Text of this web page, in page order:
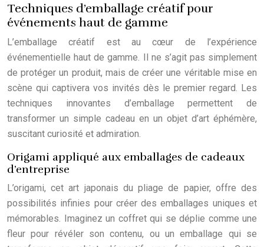
Techniques d’emballage créatif pour
événements haut de gamme
L’emballage créatif est au cœur de l’expérience
événementielle haut de gamme. Il ne s’agit pas simplement
de protéger un produit, mais de créer une véritable mise en
scène qui captivera vos invités dès le premier regard. Les
techniques innovantes d’emballage permettent de
transformer un simple cadeau en un objet d’art éphémère,
suscitant curiosité et admiration.
Origami appliqué aux emballages de cadeaux
d’entreprise
L’origami, cet art japonais du pliage de papier, offre des
possibilités infinies pour créer des emballages uniques et
mémorables. Imaginez un coffret qui se déplie comme une
fleur pour révéler son contenu, ou un emballage qui se